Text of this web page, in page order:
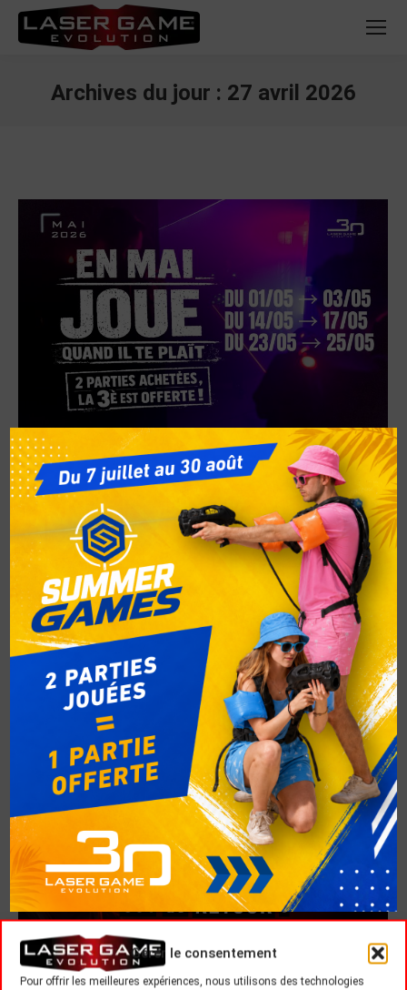
Gérer le consentement
Pour offrir les meilleures expériences, nous utilisons des technologies
Archives du jour : 27 avril 2026
Promo Mai 2 parties + 1 offerte !
Non classé Par 27 avril 2026
En mai, jouez quand il vous plaît au Laser Game
Evolution Charleroi 🎯 Profitez d’une offre
exceptionnelle sur plusieurs périodes du mois :
pour 2 parties achetées, la 3e est offerte 🎉
L’occasion idéale de venir entre amis, en famille ou
entre collègues pour prolonger le plaisir et
enchaîner les parties dans nos labyrinthes
immersifs…